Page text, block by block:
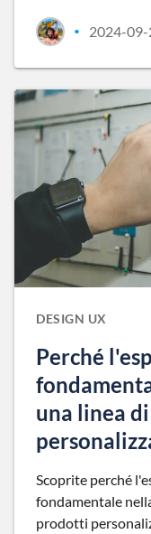
• 2024-
DESIGN UX
Perché
una linea
Scoprite perché
fondamentale
prodotti